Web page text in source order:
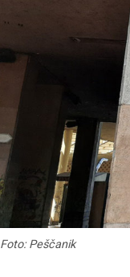
Foto: Peščanik